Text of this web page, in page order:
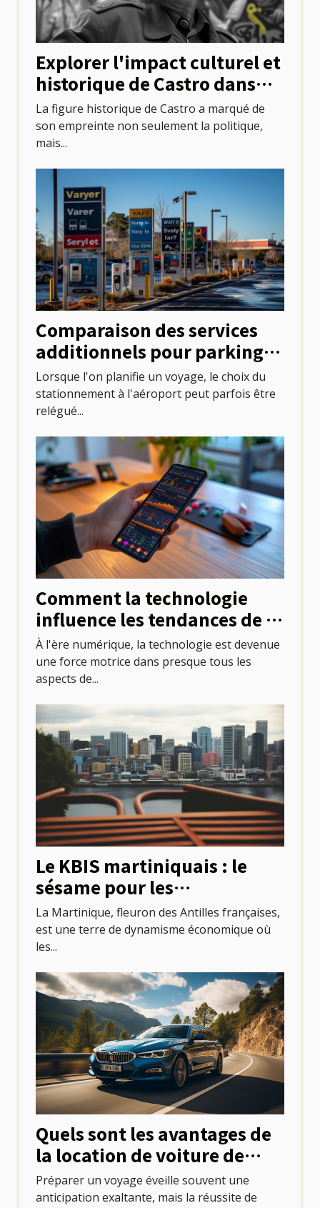
Explorer l'impact culturel et
historique de Castro dans
l'évolution urbaine
La figure historique de Castro a marqué de
son empreinte non seulement la politique,
mais...
Comparaison des services
additionnels pour parkings
aux aéroports
Lorsque l'on planifie un voyage, le choix du
stationnement à l'aéroport peut parfois être
relégué...
Comment la technologie
influence les tendances de la
santé
À l'ère numérique, la technologie est devenue
une force motrice dans presque tous les
aspects de...
Le KBIS martiniquais : le
sésame pour les
professionnels locaux
La Martinique, fleuron des Antilles françaises,
est une terre de dynamisme économique où
les...
Quels sont les avantages de
la location de voiture de
tourisme pour explorer une
destination ?
Préparer un voyage éveille souvent une
anticipation exaltante, mais la réussite de